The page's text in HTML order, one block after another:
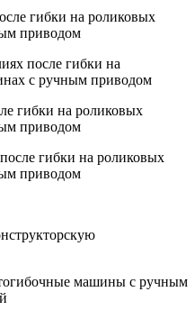
гибки на роликовых
приводом
после гибки на
с ручным приводом
гибки на роликовых
приводом
гибки на роликовых
приводом
машины с ручным